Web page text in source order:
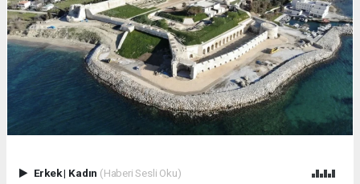
Erkek| Kadın (Haberi Sesli Oku)